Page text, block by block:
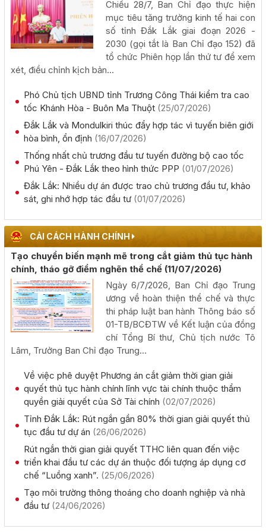
(05/08/2026, 00:00)
Thực hiện quyết liệt các nhiệm vụ phát triển kinh tế - xã
(05/08/2026, 00:00)
Phấn đấu khai thác đồng bộ toàn tuyến cao tốc Khánh
Hòa - Buôn Ma Thuột trong năm 2026
(05/08/2026, 00:00)
Công khai kết quả giải ngân vốn đầu tư công đến hết
tháng 7 năm 2026
(04/08/2026, 00:00)
Chủ tịch UBND tỉnh Đỗ Hữu Huy: Quyết liệt đẩy nhanh
tiến độ giải ngân đầu tư công theo nguyên tắc "6 rõ
(04/08/2026, 00:00)
Rà soát công tác chuẩn bị diễn tập khu vực phòng thủ
kết hợp diễn tập phòng thủ dân sự tỉnh năm 2026
(02/08/2026, 00:00)
Khai mạc Hội nghị Ngoại giao lần thứ 33
(02/08/2026, 00:00)
Giới thiệu thông tin về 17 khu đất đấu giá quyền sử dụng
đất trên địa bàn tỉnh Đắk Lắk
(28/07/2026, 00:00)
Thông báo về việc tiếp nhận hồ sơ đề nghị chấp thuận
chủ trương đầu tư dự án: Nhà máy sản xuất viên nén gỗ
xuất khẩu và chế biến lâm sản - Thành Châu Đắk Lắk
(27/07/2026, 00:00)
Đắk Lắk họp báo công bố 17 hoạt động đặc sắc của Lễ
Chiều 28/7, Ban Chỉ đạo thực hiện
mục tiêu tăng trưởng kinh tế hai con
số tỉnh Đắk Lắk giai đoạn 2026 -
2030 (gọi tắt là Ban Chỉ đạo 152) đã
tổ chức Phiên họp lần thứ tư để xem
xét, điều chỉnh kịch bản...
Phó Chủ tịch UBND tỉnh Trương Công Thái kiểm tra cao
tốc Khánh Hòa - Buôn Ma Thuột (25/07/2026)
Đắk Lắk và Mondulkiri thúc đẩy hợp tác vì tuyến biên giới
hòa bình, ổn định (16/07/2026)
Thống nhất chủ trương đầu tư tuyến đường bộ cao tốc
Phú Yên - Đắk Lắk theo hình thức PPP (01/07/2026)
Đắk Lắk: Nhiều dự án được trao chủ trương đầu tư, khảo
sát, ghi nhớ hợp tác đầu tư (01/07/2026)
CẢI CÁCH HÀNH CHÍNH
Tạo chuyển biến mạnh mẽ trong cắt giảm thủ tục hành
chính, tháo gỡ điểm nghẽn thể chế (11/07/2026)
Ngày 6/7/2026, Ban Chỉ đạo Trung
ương về hoàn thiện thể chế và thực
thi pháp luật ban hành Thông báo số
01-TB/BCĐTW về Kết luận của đồng
chí Tổng Bí thư, Chủ tịch nước Tô
Lâm, Trưởng Ban Chỉ đạo Trung...
Về việc phê duyệt Phương án cắt giảm thời gian giải
quyết thủ tục hành chính lĩnh vực tài chính thuộc thẩm
quyền giải quyết của Sở Tài chính (02/07/2026)
Tỉnh Đắk Lắk: Rút ngắn gần 80% thời gian giải quyết thủ
tục đầu tư dự án (26/06/2026)
Rút ngắn thời gian giải quyết TTHC liên quan đến việc
triển khai đầu tư các dự án thuộc đối tượng áp dụng cơ
chế “Luồng xanh”. (25/06/2026)
Tạo môi trường thông thoáng cho doanh nghiệp và nhà
đầu tư (24/06/2026)